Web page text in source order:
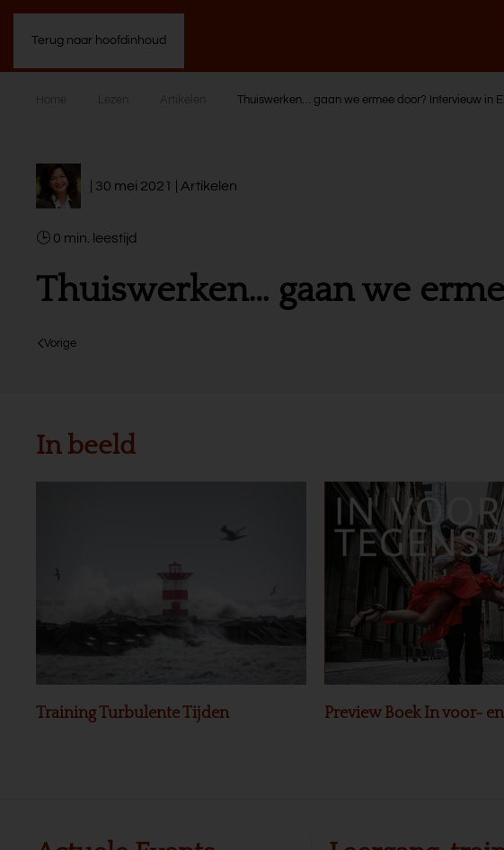
Terug naar hoofdinhoud
Home Lezen Artikelen Thuiswerken… gaan we ermee door? Intervieuw in
| 30 mei 2021 | Artikelen
0 min.
Thuiswerken… gaan we
Vorige
In beeld
Training Turbulente Tijden Preview Boek In voor-